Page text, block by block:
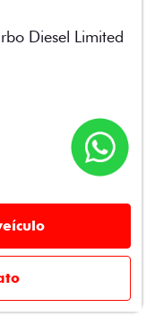
Diesel Limited